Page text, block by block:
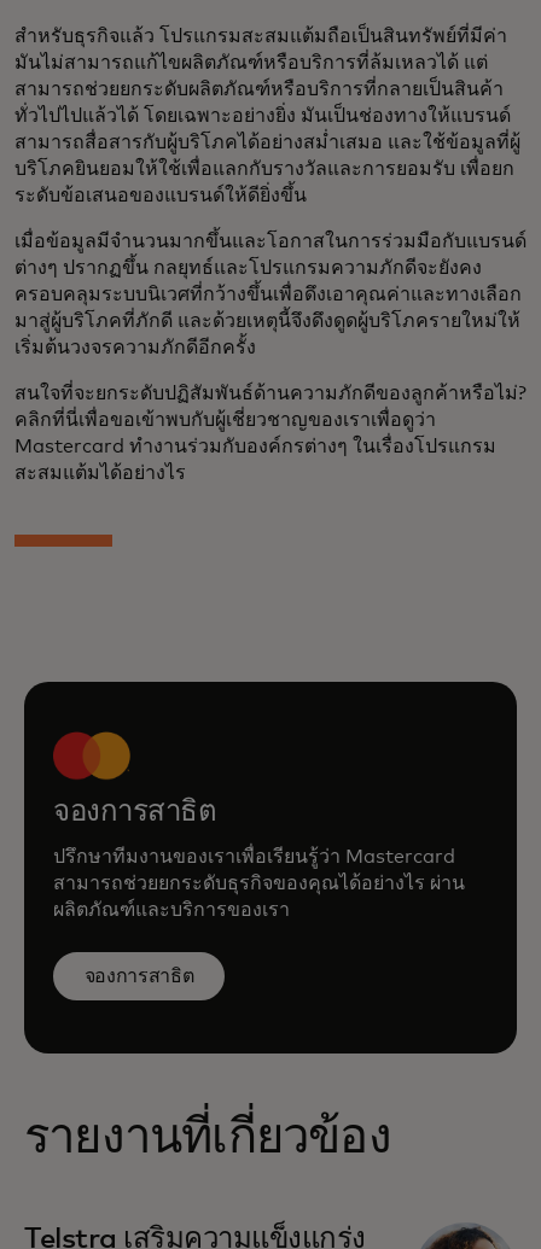
สำหรับธุรกิจแล้ว โปรแกรมสะสมแต้มถือเป็นสินทรัพย์ที่มีค่า
มันไม่สามารถแก้ไขผลิตภัณฑ์หรือบริการที่ล้มเหลวได้ แต่
สามารถช่วยยกระดับผลิตภัณฑ์หรือบริการที่กลายเป็นสินค้า
ทั่วไปไปแล้วได้ โดยเฉพาะอย่างยิ่ง มันเป็นช่องทางให้แบรนด์
สามารถสื่อสารกับผู้บริโภคได้อย่างสม่ำเสมอ และใช้ข้อมูลที่ผู้
บริโภคยินยอมให้ใช้เพื่อแลกกับรางวัลและการยอมรับ เพื่อยก
ระดับข้อเสนอของแบรนด์ให้ดียิ่งขึ้น
เมื่อข้อมูลมีจำนวนมากขึ้นและโอกาสในการร่วมมือกับแบรนด์
ต่างๆ ปรากฏขึ้น กลยุทธ์และโปรแกรมความภักดีจะยังคง
ครอบคลุมระบบนิเวศที่กว้างขึ้นเพื่อดึงเอาคุณค่าและทางเลือก
มาสู่ผู้บริโภคที่ภักดี และด้วยเหตุนี้จึงดึงดูดผู้บริโภครายใหม่ให้
เริ่มต้นวงจรความภักดีอีกครั้ง
สนใจที่จะยกระดับปฏิสัมพันธ์ด้านความภักดีของลูกค้าหรือไม่?
คลิกที่นี่เพื่อขอเข้าพบกับผู้เชี่ยวชาญของเราเพื่อดูว่า
Mastercard ทำงานร่วมกับองค์กรต่างๆ ในเรื่องโปรแกรม
สะสมแต้มได้อย่างไร
จองการสาธิต
ปรึกษาทีมงานของเราเพื่อเรียนรู้ว่า Mastercard
สามารถช่วยยกระดับธุรกิจของคุณได้อย่างไร ผ่าน
ผลิตภัณฑ์และบริการของเรา
จองการสาธิต
รายงานที่เกี่ยวข้อง
Telstra เสริมความแข็งแกร่ง